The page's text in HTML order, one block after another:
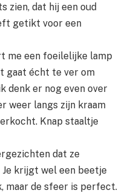
zien, dat hij een oud
getikt voor een
me een foeilelijke lamp
gaat écht te ver om
denk er nog even over
weer langs zijn kraam
Knap staaltje
dat ze
krijgt wel een beetje
maar de sfeer is perfect.